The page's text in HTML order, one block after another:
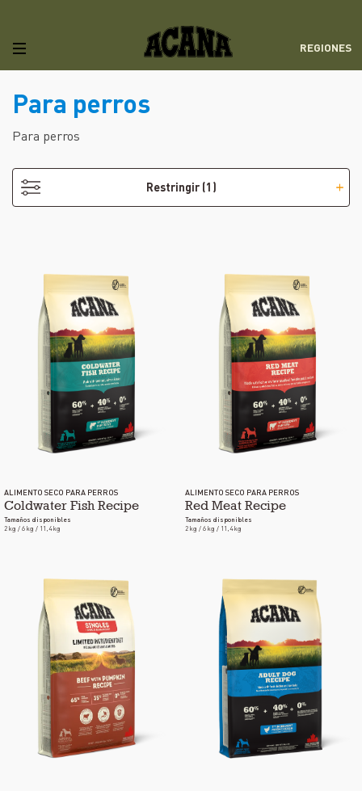
REGIONES
Para perros
- Adulto
Para perros
Restringir (1)
ALIMENTO SECO PARA PERROS
Coldwater Fish Recipe
Tamaños disponibles
2 kg / 6 kg / 11,4 kg
ALIMENTO SECO PARA PERROS
Red Meat Recipe
Tamaños disponibles
2 kg / 6 kg / 11,4 kg